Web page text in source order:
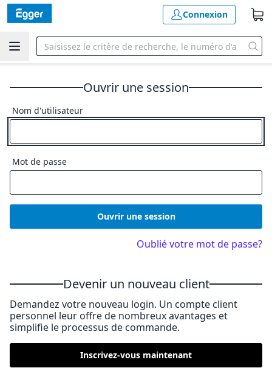
Connexion
Ouvrir une session
Nom d'utilisateur
Mot de passe
Ouvrir une session
Oublié votre mot de passe?
Devenir un nouveau client
Demandez votre nouveau login. Un compte client
personnel leur offre de nombreux avantages et
simplifie le processus de commande.
Inscrivez-vous maintenant